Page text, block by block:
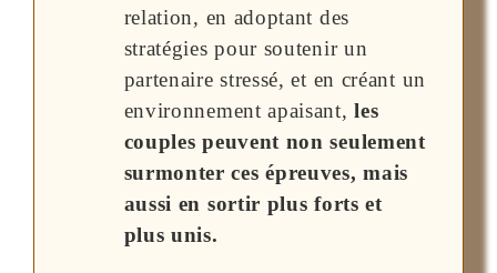
relation, en adoptant des
stratégies pour soutenir un
partenaire stressé, et en créant un
environnement apaisant,les
couples peuvent non seulement
surmonter ces épreuves, mais
aussi en sortir plus forts et
plus unis.